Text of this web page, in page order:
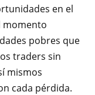
en el
momento
pobres que
traders sin
mismos
cada pérdida.